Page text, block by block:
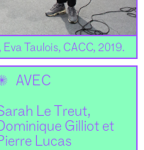
Taulois, CACC, 2019.
AVEC
Le Treut,
Gilliot et
Lucas